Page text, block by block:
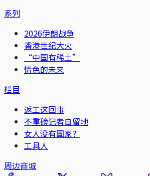
系列
2026伊朗战争
香港世纪大火
“中国有稀土”
情色的未来
栏目
返工这回事
不重磅记者自留地
女人没有国家？
工具人
周边商城